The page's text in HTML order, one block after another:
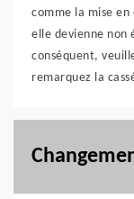
comme la mise
elle devienne non
conséquent,
remarquez la